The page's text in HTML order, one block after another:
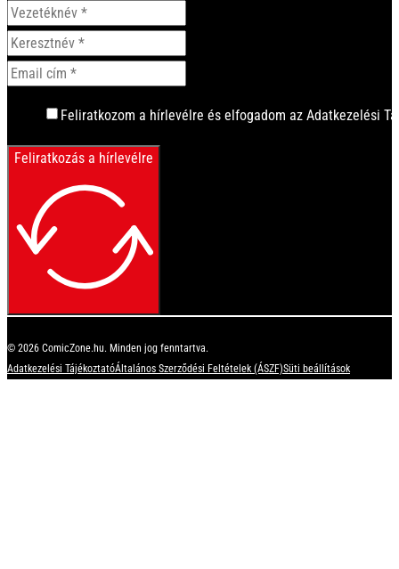
Feliratkozom a hírlevélre és elfogadom az Adatkezelési
Feliratkozás a hírlevélre
© 2026 ComicZone.hu. Minden jog fenntartva.
Adatkezelési TájékoztatóÁltalános Szerződési Feltételek (ÁSZF)Süti beállítások